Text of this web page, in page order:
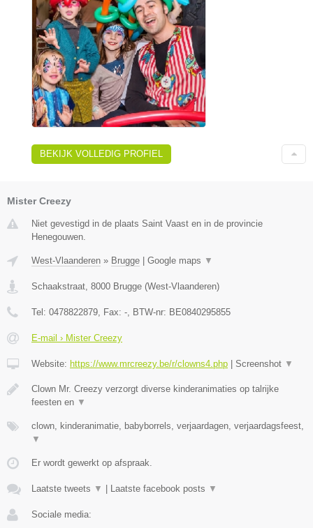
BEKIJK VOLLEDIG PROFIEL
Mister Creezy
Niet gevestigd in de plaats Saint Vaast en in de provincie
Henegouwen.
West-Vlaanderen » Brugge Google maps ▼
Schaakstraat, 8000 Brugge (West-Vlaanderen)
Tel: 0478822879, Fax: -, BTW-nr: BE0840295855
E-mail › Mister Creezy
Website: https://www.mrcreezy.be/r/clowns4.php Screenshot ▼
Clown Mr. Creezy verzorgt diverse kinderanimaties op talrijke
feesten en ▼
clown, kinderanimatie, babyborrels, verjaardagen, verjaardagsfeest,
▼
Er wordt gewerkt op afspraak.
Laatste tweets ▼ Laatste facebook posts ▼
Sociale media: